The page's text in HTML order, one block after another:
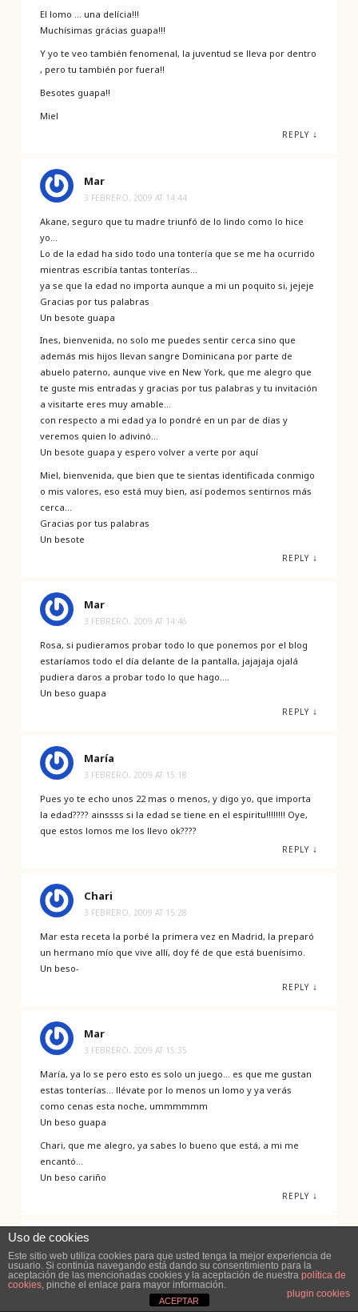
El lomo … una delícia!!!
Muchísimas grácias guapa!!!
Y yo te veo también fenomenal, la juventud se lleva por dentro
, pero tu también por fuera!!
Besotes guapa!!
Miel
REPLY ↓
Mar
3 FEBRERO, 2009 AT 14:44
Akane, seguro que tu madre triunfó de lo lindo como lo hice
yo…
Lo de la edad ha sido todo una tontería que se me ha ocurrido
mientras escribía tantas tonterías…
ya se que la edad no importa aunque a mi un poquito si, jejeje
Gracias por tus palabras
Un besote guapa
Ines, bienvenida, no solo me puedes sentir cerca sino que
además mis hijos llevan sangre Dominicana por parte de
abuelo paterno, aunque vive en New York, que me alegro que
te guste mis entradas y gracias por tus palabras y tu invitación
a visitarte eres muy amable…
con respecto a mi edad ya lo pondré en un par de días y
veremos quien lo adivinó…
Un besote guapa y espero volver a verte por aquí
Miel, bienvenida, que bien que te sientas identificada conmigo
o mis valores, eso está muy bien, así podemos sentirnos más
cerca…
Gracias por tus palabras
Un besote
REPLY ↓
Mar
3 FEBRERO, 2009 AT 14:46
Rosa, si pudieramos probar todo lo que ponemos por el blog
estaríamos todo el día delante de la pantalla, jajajaja ojalá
pudiera daros a probar todo lo que hago….
Un beso guapa
REPLY ↓
María
3 FEBRERO, 2009 AT 15:18
Pues yo te echo unos 22 mas o menos, y digo yo, que importa
la edad???? ainssss si la edad se tiene en el espiritu!!!!!!!! Oye,
que estos lomos me los llevo ok????
REPLY ↓
Chari
3 FEBRERO, 2009 AT 15:28
Mar esta receta la porbé la primera vez en Madrid, la preparó
un hermano mío que vive allí, doy fé de que está buenísimo.
Un beso-
REPLY ↓
Mar
3 FEBRERO, 2009 AT 15:35
María, ya lo se pero esto es solo un juego… es que me gustan
estas tonterías… llévate por lo menos un lomo y ya verás
como cenas esta noche, ummmmmm
Un beso guapa
Chari, que me alegro, ya sabes lo bueno que está, a mi me
encantó…
Un beso cariño
REPLY ↓
Isabel.
3 FEBRERO, 2009 AT 15:50
Mar dime más cositas sobre el curso;
Uso de cookies
Este sitio web utiliza cookies para que usted tenga la mejor experiencia de
usuario. Si continúa navegando está dando su consentimiento para la
aceptación de las mencionadas cookies y la aceptación de nuestra política de
cookies, pinche el enlace para mayor información.
plugin cookies
ACEPTAR